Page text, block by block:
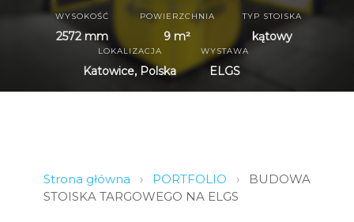
WYSOKOŚĆ
2572 mm
POWIERZCHNIA
9 m²
TYP STOISKA
kątowy
LOKALIZACJA
Katowice, Polska
WYSTAWA
ELGS
Strona główna › PORTFOLIO ›
BUDOWA
STOISKA TARGOWEGO NA ELGS